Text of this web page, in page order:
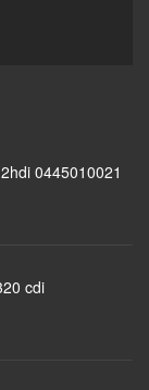
0445010021
cdi